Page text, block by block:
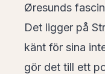
Øresunds
Det ligger på
känt för sina
gör det till ett